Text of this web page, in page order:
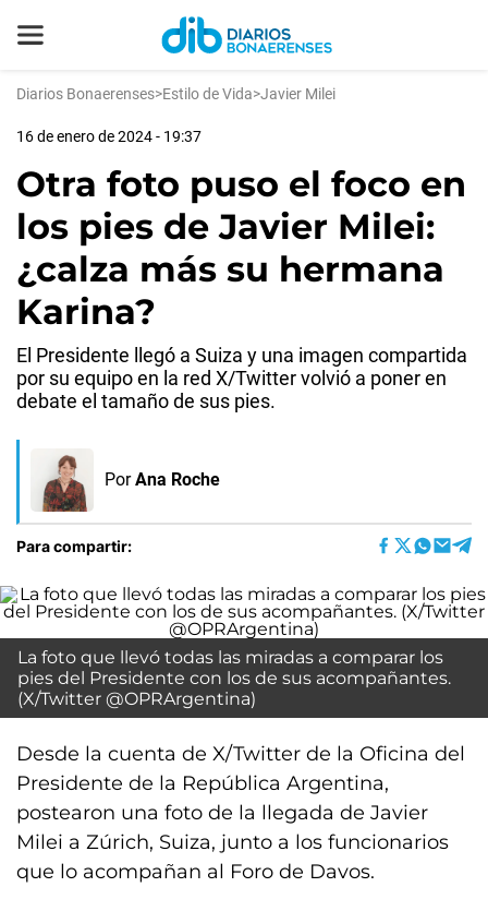
Diarios Bonaerenses>Estilo de Vida>Javier Milei
16 de enero de 2024 - 19:37
Otra foto puso el foco en
los pies de Javier Milei:
¿calza más su hermana
Karina?
El Presidente llegó a Suiza y una imagen compartida
por su equipo en la red X/Twitter volvió a poner en
debate el tamaño de sus pies.
Por Ana Roche
Para compartir:
La foto que llevó todas las miradas a comparar los
pies del Presidente con los de sus acompañantes.
(X/Twitter @OPRArgentina)
Desde la cuenta de X/Twitter de la Oficina del
Presidente de la República Argentina,
postearon una foto de la llegada de Javier
Milei a Zúrich, Suiza, junto a los funcionarios
que lo acompañan al Foro de Davos.